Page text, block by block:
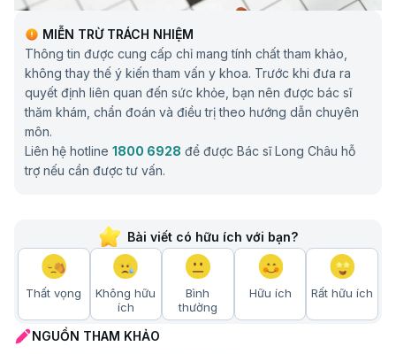
Phì đại tiền liệt tuyến là nguyên nhân phổ biến nhất gây sỏi bàng quang ở
Những ai có nguy cơ mắc phải sỏi bàng quang?
Mặc dù bất kỳ ai cũng có thể mắc sỏi bàng quang,
nhưng một số nhóm người có nguy cơ cao hơn:
Nam giới:Nam giới có nguy cơ mắc sỏi bàng
quang cao hơn nữ giới.
MIỄN TRỪ TRÁCH NHIỆM
Thông tin được cung cấp chỉ mang tính chất tham khảo,
không thay thế ý kiến tham vấn y khoa. Trước khi đưa ra
quyết định liên quan đến sức khỏe, bạn nên được bác sĩ
thăm khám, chẩn đoán và điều trị theo hướng dẫn chuyên
môn.
Liên hệ hotline 1800 6928 để được Bác sĩ Long Châu hỗ
trợ nếu cần được tư vấn.
Bài viết có hữu ích với bạn?
Thất vọng
Không hữu
ích
Bình
thường
Hữu ích Rất hữu ích
NGUỒN THAM KHẢO